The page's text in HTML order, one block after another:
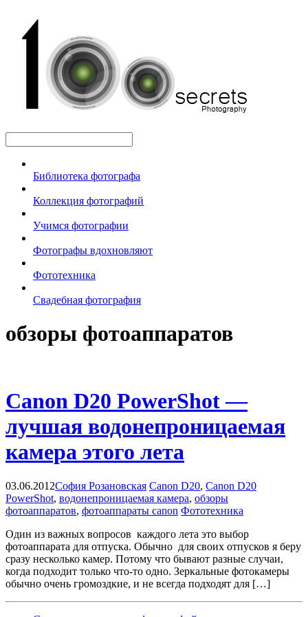
Библиотека фотографа
Коллекция фотографий
Учимся фотографии
Фотографы вдохновляют
Фототехника
Свадебная фотография
обзоры фотоаппаратов
Canon D20 PowerShot —
лучшая водонепроницаемая
камера этого лета
03.06.2012София Розановская Canon D20, Canon D20
PowerShot, водонепроницаемая камера, обзоры
фотоаппаратов, фотоаппараты canon Фототехника
Один из важных вопросов каждого лета это выбор
фотоаппарата для отпуска. Обычно для своих отпусков я беру
сразу несколько камер. Потому что бывают разные случаи,
когда подходит только что-то одно. Зеркальные фотокамеры
обычно очень громоздкие, и не всегда подходят для […]